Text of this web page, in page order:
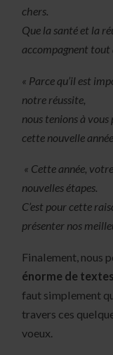
chers.
Que la santé et la
accompagnent tout
« Parce qu’il est
notre réussite,
nous tenions à
cette nouvelle
« Cette année,
nouvelles étapes.
C’est pour cette
présenter nos
Finalement, nous
énorme de textes
faut simplement
travers ces
voeux.